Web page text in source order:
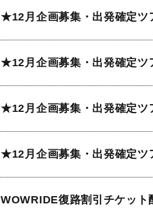
★12月企画募集・出発確定ツ
★12月企画募集・出発確定ツ
★12月企画募集・出発確定ツ
★12月企画募集・出発確定ツ
WOWRIDE復路割引チケッ